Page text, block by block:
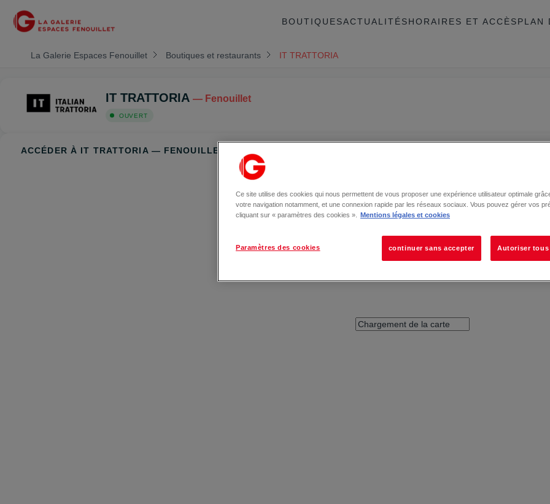
BOUTIQUESACTUALITÉSHORAIRES ET ACCÈSPLAN
La Galerie Espaces Fenouillet Boutiques et restaurants IT TRATTORIA
IT TRATTORIA — Fenouillet
OUVERT
ACCÉDER À IT TRATTORIA — FENOUILLET
Ce site utilise des cookies qui nous permettent de vous proposer une expérience utilisateur optimale
votre navigation notamment, et une connexion rapide par les réseaux sociaux. Vous pouvez gérer vos
cliquant sur « paramètres des cookies ».
Mentions légales et cookies
Paramètres des cookies continuer sans accepter Autoriser